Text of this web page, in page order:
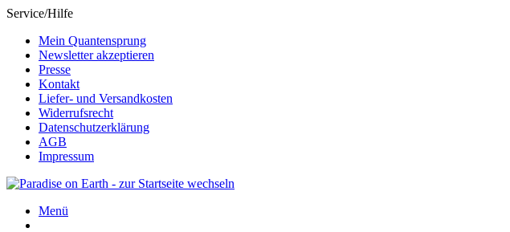
Service/Hilfe
Mein Quantensprung
Newsletter akzeptieren
Presse
Kontakt
Liefer- und Versandkosten
Widerrufsrecht
Datenschutzerklärung
AGB
Impressum
Menü